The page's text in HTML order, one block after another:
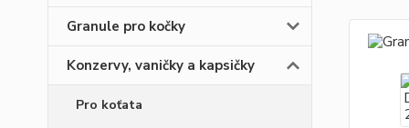
Granule pro kočky
Konzervy, vaničky a kapsičky
Pro koťata